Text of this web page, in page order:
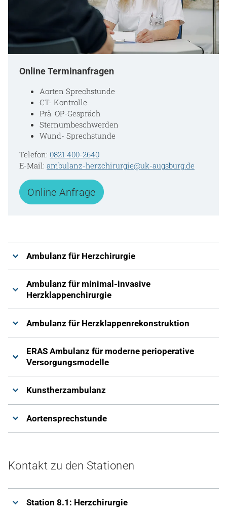
Online Terminanfragen
Aorten Sprechstunde
CT- Kontrolle
Prä. OP-Gespräch
Sternumbeschwerden
Wund- Sprechstunde
Telefon: 0821 400-2640
E-Mail: ambulanz-herzchirurgie@uk-augsburg.de
Online Anfrage
Ambulanz für Herzchirurgie
Ambulanz für minimal-invasive
Herzklappenchirurgie
Ambulanz für Herzklappenrekonstruktion
ERAS Ambulanz für moderne perioperative
Versorgungsmodelle
Kunstherzambulanz
Aortensprechstunde
Kontakt zu den Stationen
Station 8.1: Herzchirurgie